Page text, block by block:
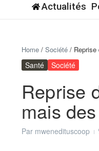
Actualités
Home / Société /
Santé Société
Reprise
mais
Par mwenedituscoop